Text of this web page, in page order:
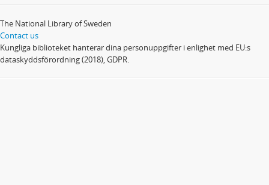
The National Library of Sweden
Contact us
Kungliga biblioteket hanterar dina personuppgifter i enlighet med EU:s
dataskyddsförordning (2018), GDPR.